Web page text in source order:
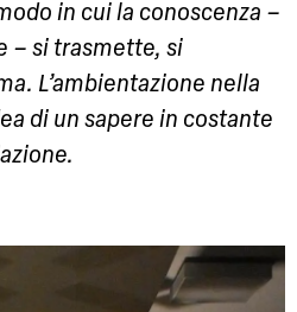
in cui la conoscenza –
– si trasmette, si
L’ambientazione nella
di un sapere in costante